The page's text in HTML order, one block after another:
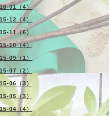
01（4）
12（4）
11（6）
10（4）
09（1）
07（2）
06（3）
05（3）
04（4）